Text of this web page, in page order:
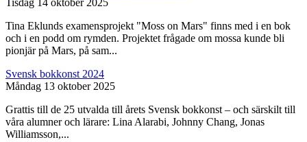
Tina Eklunds examensprojekt "Moss on Mars" finns med i en bok
och i en podd om rymden. Projektet frågade om mossa kunde bli
pionjär på Mars, på sam...
Svensk bokkonst 2024
Måndag 13 oktober 2025
Grattis till de 25 utvalda till årets Svensk bokkonst – och särskilt till
våra alumner och lärare: Lina Alarabi, Johnny Chang, Jonas
Williamsson,...